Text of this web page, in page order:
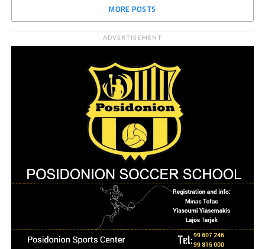
MORE POSTS
ADVERTISEMENT